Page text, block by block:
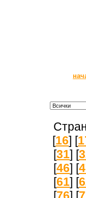
[16] [
[31] [
[46] [
[61] [